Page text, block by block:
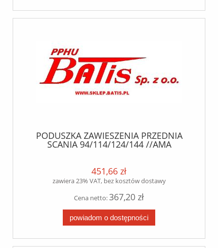
PODUSZKA ZAWIESZENIA PRZEDNIA
SCANIA 94/114/124/144 //AMA
451,66 zł
zawiera 23% VAT, bez kosztów dostawy
Cena netto:367,20 zł
powiadom o dostępności